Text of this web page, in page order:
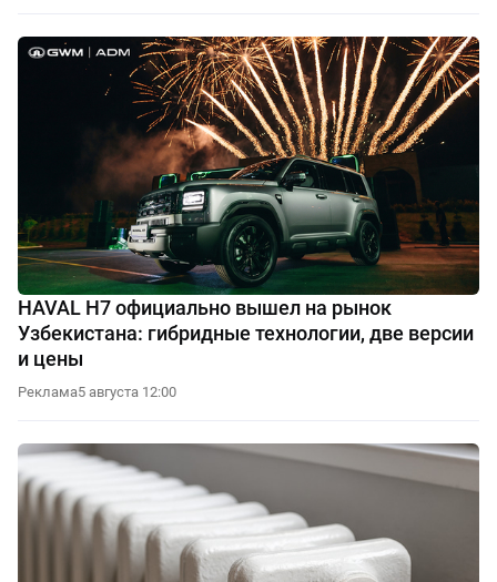
HAVAL H7 официально вышел на рынок
Узбекистана: гибридные технологии, две версии
и цены
Реклама5 августа 12:00